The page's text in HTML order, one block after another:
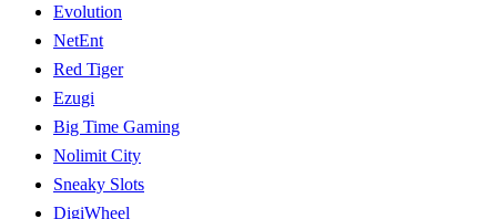
Evolution
NetEnt
Red Tiger
Ezugi
Big Time Gaming
Nolimit City
Sneaky Slots
DigiWheel